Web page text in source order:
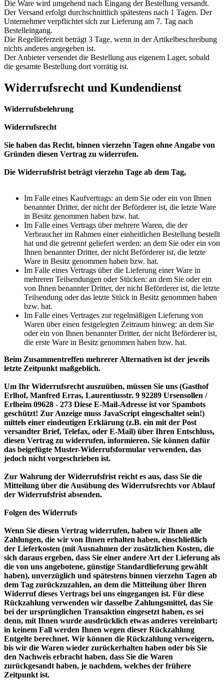
Die Ware wird umgehend nach Eingang der Bestellung versandt.
Der Versand erfolgt durchschnittlich spätestens nach 1 Tagen. Der
Unternehmer verpflichtet sich zur Lieferung am 7. Tag nach
Bestelleingang.
Die Regellieferzeit beträgt 3 Tage, wenn in der Artikelbeschreibung
nichts anderes angegeben ist.
Der Anbieter versendet die Bestellung aus eigenem Lager, sobald
die gesamte Bestellung dort vorrätig ist.
Widerrufsrecht und Kundendienst
Widerrufsbelehrung
Widerrufsrecht
Sie haben das Recht, binnen vierzehn Tagen ohne Angabe von
Gründen diesen Vertrag zu widerrufen.
Die Widerrufsfrist beträgt vierzehn Tage ab dem Tag,
Im Falle eines Kaufvertrags: an dem Sie oder ein von Ihnen
benannter Dritter, der nicht der Beförderer ist, die letzte Ware
in Besitz genommen haben bzw. hat.
Im Falle eines Vertrags über mehrere Waren, die der
Verbraucher im Rahmen einer einheitlichen Bestellung bestellt
hat und die getrennt geliefert werden: an dem Sie oder ein von
Ihnen benannter Dritter, der nicht Beförderer ist, die letzte
Ware in Besitz genommen haben bzw. hat.
Im Falle eines Vertrags über die Lieferung einer Ware in
mehreren Teilsendungen oder Stücken: an dem Sie oder ein
von Ihnen benannter Dritter, der nicht Beförderer ist, die letzte
Teilsendung oder das letzte Stück in Besitz genommen haben
bzw. hat.
Im Falle eines Vertrages zur regelmäßigen Lieferung von
Waren über einen festgelegten Zeitraum hinweg: an dem Sie
oder ein von Ihnen benannter Dritter, der nicht Beförderer ist,
die erste Ware in Besitz genommen haben bzw. hat.
Beim Zusammentreffen mehrerer Alternativen ist der jeweils
letzte Zeitpunkt maßgeblich.
Um Ihr Widerrufsrecht auszuüben, müssen Sie uns (Gasthof
Erlhof, Manfred Erras, Laurentiusstr. 9 92289 Ursensollen /
Erlheim 09628 - 273 Diese E-Mail-Adresse ist vor Spambots
geschützt! Zur Anzeige muss JavaScript eingeschaltet sein!)
mittels einer eindeutigen Erklärung (z.B. ein mit der Post
versandter Brief, Telefax, oder E-Mail) über Ihren Entschluss,
diesen Vertrag zu widerrufen, informieren. Sie können dafür
das beigefügte Muster-Widerrufsformular verwenden, das
jedoch nicht vorgeschrieben ist.
Zur Wahrung der Widerrufsfrist reicht es aus, dass Sie die
Mitteilung über die Ausübung des Widerrufsrechts vor Ablauf
der Widerrufsfrist absenden.
Folgen des Widerrufs
Wenn Sie diesen Vertrag widerrufen, haben wir Ihnen alle
Zahlungen, die wir von Ihnen erhalten haben, einschließlich
der Lieferkosten (mit Ausnahmen der zusätzlichen Kosten, die
sich daraus ergeben, dass Sie einer andere Art der Lieferung als
die von uns angebotene, günstige Standardlieferung gewählt
haben), unverzüglich und spätestens binnen vierzehn Tagen ab
dem Tag zurückzuzahlen, an dem die Mitteilung über Ihren
Widerruf dieses Vertrags bei uns eingegangen ist. Für diese
Rückzahlung verwenden wir dasselbe Zahlungsmittel, das Sie
bei der ursprünglichen Transaktion eingesetzt haben, es sei
denn, mit Ihnen wurde ausdrücklich etwas anderes vereinbart;
in keinem Fall werden Ihnen wegen dieser Rückzahlung
Entgelte berechnet. Wir können die Rückzahlung verweigern,
bis wir die Waren wieder zurückerhalten haben oder bis Sie
den Nachweis erbracht haben, dass Sie die Waren
zurückgesandt haben, je nachdem, welches der frühere
Zeitpunkt ist.